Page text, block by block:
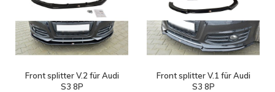
Front splitter V.2 für Audi
S3 8P
Front splitter V.1 für Audi
S3 8P